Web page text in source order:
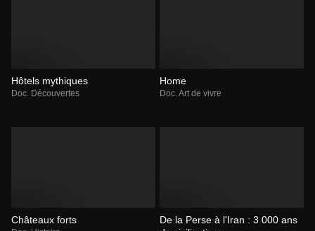
Hôtels mythiques
Doc. Découvertes
Home
Doc. Art de vivre
Châteaux forts
De la Perse à l'Iran : 3 000 ans